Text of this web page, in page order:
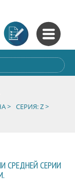
> СЕРИЯ: Z >
СРЕДНЕЙ СЕРИИ